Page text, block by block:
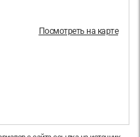
Посмотреть на карте